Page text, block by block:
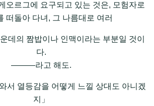
오르그에 요구되고 있는 것은, 모험자로
떠돌아 다녀, 그 나름대로 여러
데의 짬밥이나 인맥이라는 부분일 것이
다.
―――라고 해도.
서 열등감을 어떻게 느낄 상대도 아니겠
지」